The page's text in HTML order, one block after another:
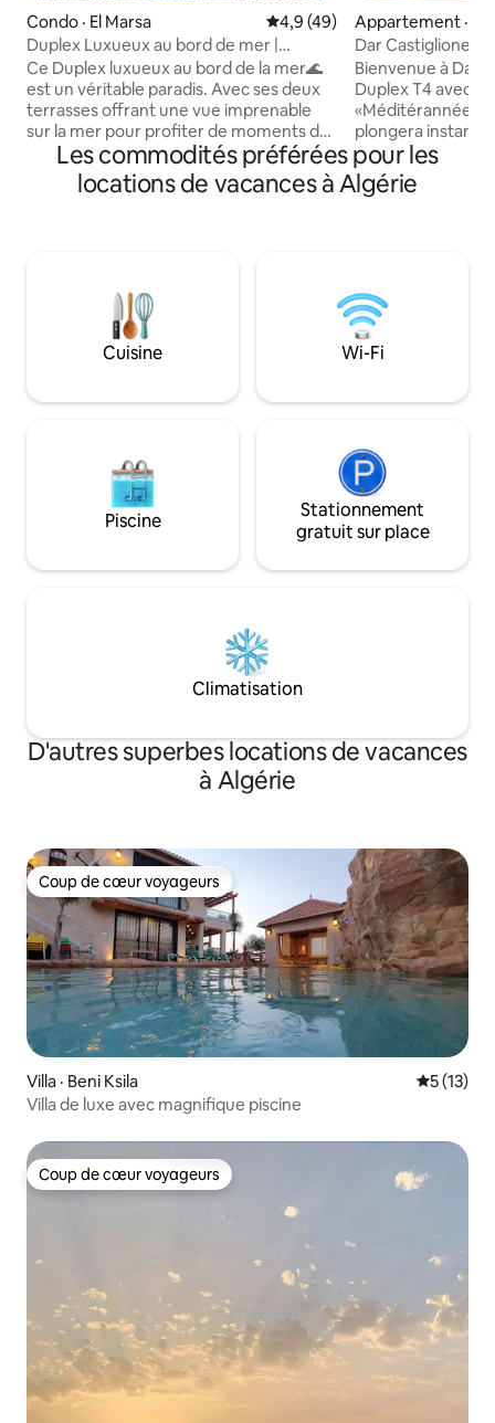
Condo · El Marsa Note moyenne de 4,9 sur 5,
4,9 (49)
Duplex Luxueux au bord de mer |
Résidence Océane
Ce Duplex luxueux au bord de la mer🌊
est un véritable paradis. Avec ses deux
terrasses offrant une vue imprenable
sur la mer pour profiter de moments de
détente en plein air -Tous commerces a
proximité superettes, pizzerias, Resto,
Taxi à quelques pas, Air de jeux et Picnic
paix Réservez maintenant pour vivre
une expérience inoubliable 😍🌊
Appartement ·
Dar Castiglione-
entre Alger et
Bienvenue à Dar
Duplex T4 avec
«Méditérannéen-
plongera
l'ambiance
algérienne. Dôté de tous les
équipements
stratégique à
de visiter la
calme, loin du
Les commodités préférées pour les
locations de vacances à Algérie
Cuisine Wi-Fi
Piscine
Stationnement
gratuit sur place
Climatisation
D'autres superbes locations de vacances
à Algérie
Coup de cœur voyageurs
Coup de cœur voyageurs
Villa · Beni Ksila Note
5 (13)
Villa de luxe avec magnifique piscine
Coup de cœur voyageurs
Coup de cœur voyageurs